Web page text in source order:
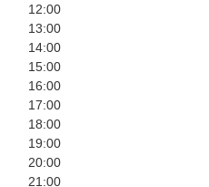
12:00
13:00
14:00
15:00
16:00
17:00
18:00
19:00
20:00
21:00